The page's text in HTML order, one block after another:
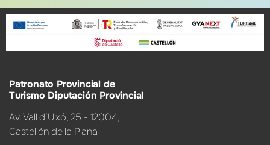
Patronato Provincial de
Turismo Diputación Provincial
Av. Vall d’Uixó, 25 - 12004,
Castellón de la Plana